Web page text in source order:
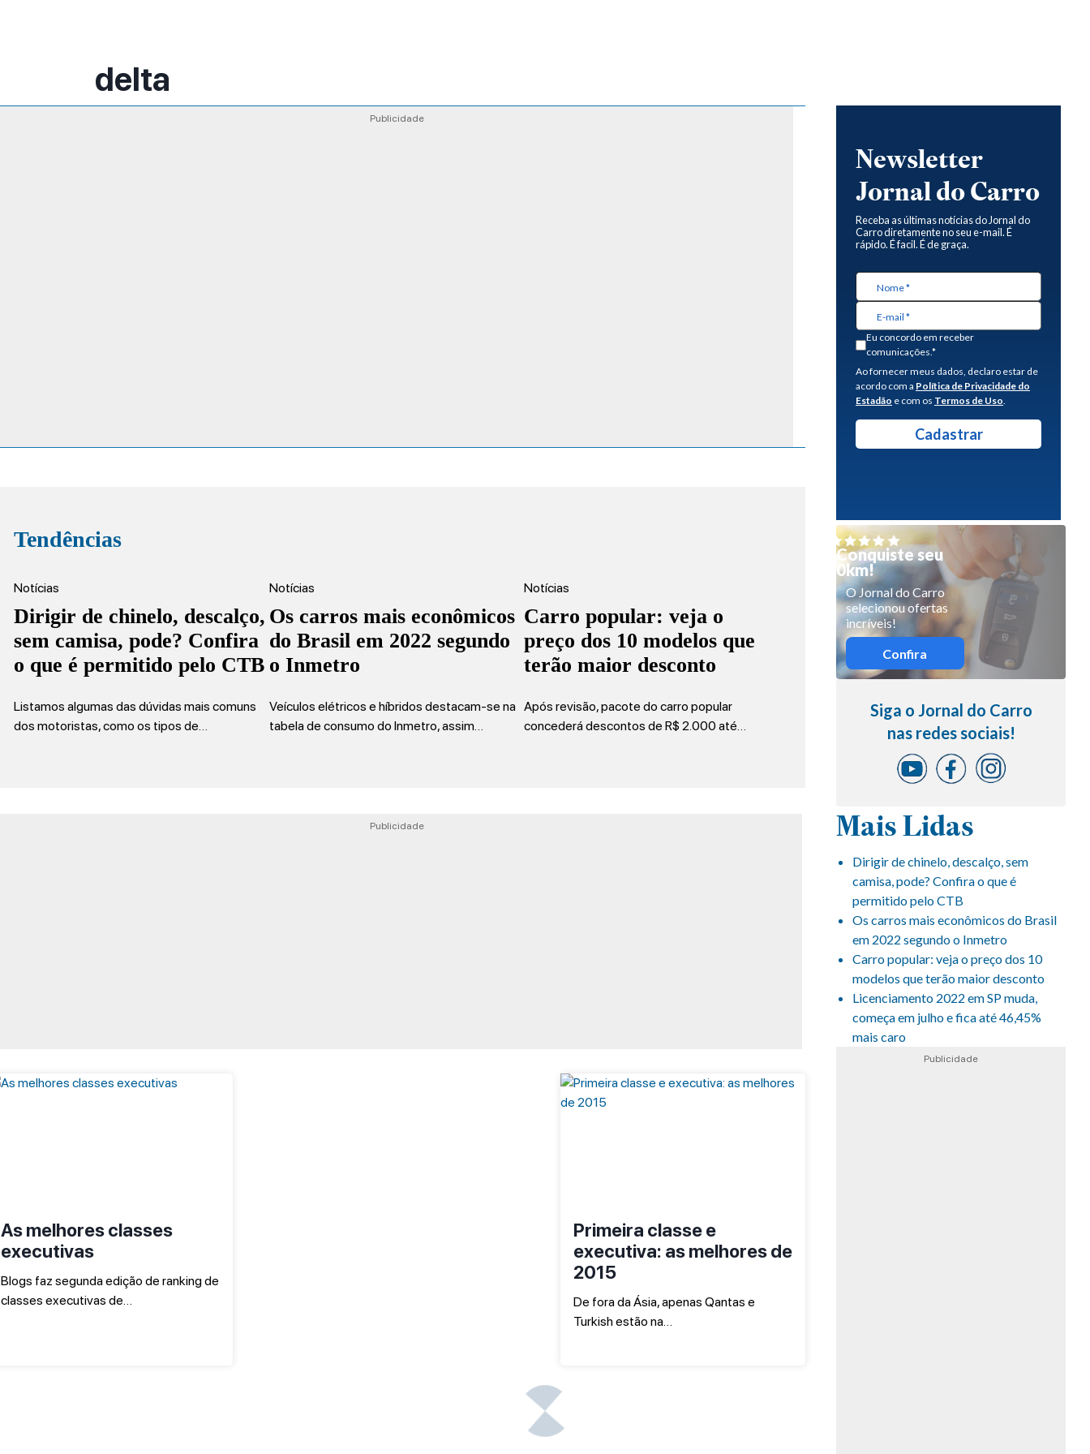
delta
Publicidade
Tendências
Notícias
Dirigir de chinelo, descalço,
sem camisa, pode? Confira
o que é permitido pelo CTB
Listamos algumas das dúvidas mais comuns
dos motoristas, como os tipos de…
Notícias
Os carros mais econômicos
do Brasil em 2022 segundo
o Inmetro
Veículos elétricos e híbridos destacam-se na
tabela de consumo do Inmetro, assim…
Notícias
Carro popular: veja o
preço dos 10 modelos que
terão maior desconto
Após revisão, pacote do carro popular
concederá descontos de R$ 2.000 até…
Publicidade
As melhores classes
executivas
Blogs faz segunda edição de ranking de
classes executivas de…
Primeira classe e
executiva: as melhores de
2015
De fora da Ásia, apenas Qantas e
Turkish estão na…
Newsletter
Jornal do Carro
Receba as últimas notícias do Jornal do
Carro diretamente no seu e-mail. É
rápido. É facil. É de graça.
Eu concordo em receber
comunicações.*
Ao fornecer meus dados, declaro estar de
acordo com a Política de Privacidade do
Estadão e com os Termos de Uso.
Conquiste seu
0km!
O Jornal do Carro
selecionou ofertas
incríveis!
Confira
Siga o Jornal do Carro
nas redes sociais!
Mais Lidas
Dirigir de chinelo, descalço, sem
camisa, pode? Confira o que é
permitido pelo CTB
Os carros mais econômicos do Brasil
em 2022 segundo o Inmetro
Carro popular: veja o preço dos 10
modelos que terão maior desconto
Licenciamento 2022 em SP muda,
começa em julho e fica até 46,45%
mais caro
Publicidade